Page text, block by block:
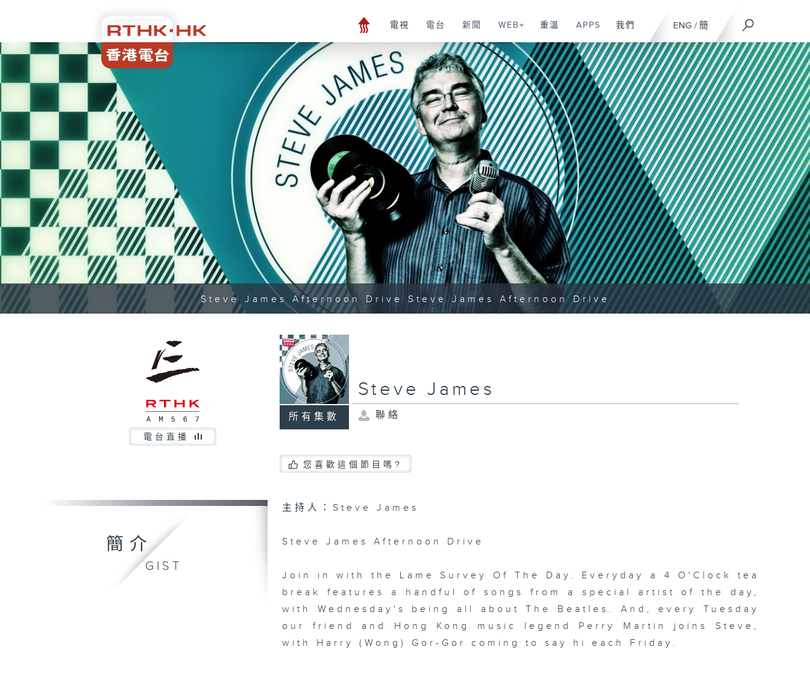
ENG / 簡
電視 電台 新聞 WEB+ 重溫 APPS 我們
Steve James Afternoon Drive Steve James Afternoon Drive
電台直播
所有集數
Steve James
聯絡
您喜歡這個節目嗎?
簡介
GIST
主持人：Steve James
Steve James Afternoon Drive
Join in with the Lame Survey Of The Day. Everyday a 4 O'Clock tea
break features a handful of songs from a special artist of the day,
with Wednesday's being all about The Beatles. And, every Tuesday
our friend and Hong Kong music legend Perry Martin joins Steve,
with Harry (Wong) Gor-Gor coming to say hi each Friday.